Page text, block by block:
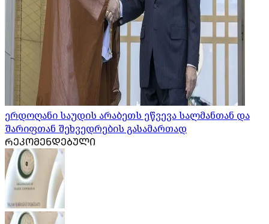
ერდოღანი საუდის არაბეთს ეწვევა სალმანთან და
შარიფთან შეხვედრების გასამართად
ᲠᲔᲙᲝᲛᲔᲜᲓᲔᲑᲣᲚᲘ